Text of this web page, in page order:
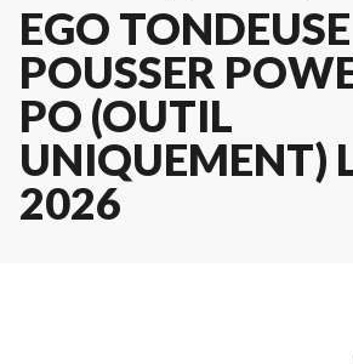
EGO
POUSSER
PO (OUTIL
UNIQUEMENT)
2026